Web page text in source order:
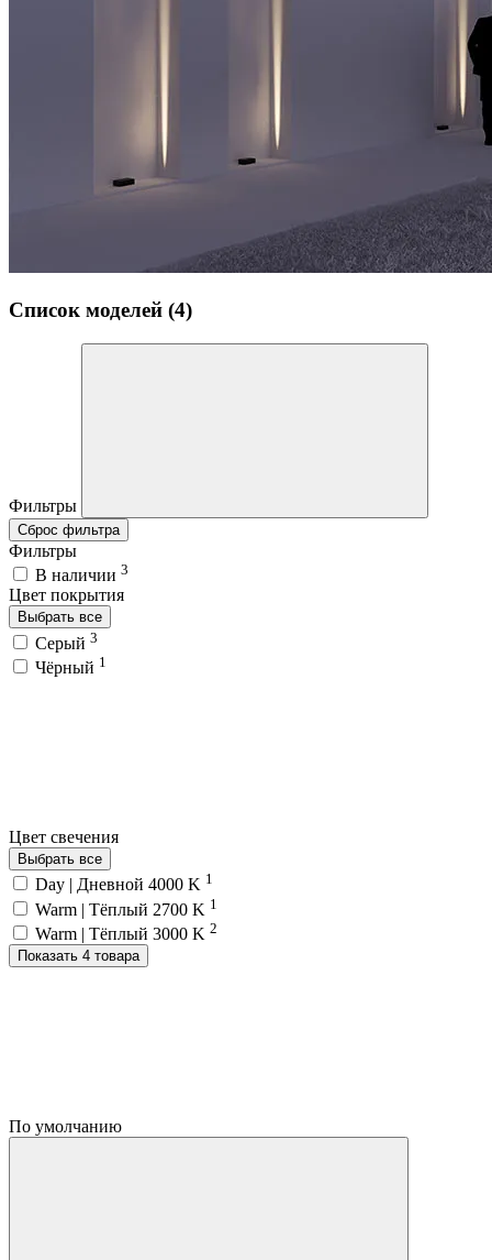
Список моделей (4)
Фильтры
Сброс фильтра
Фильтры
В наличии 3
Цвет покрытия
Выбрать все
Серый 3
Чёрный 1
Цвет свечения
Выбрать все
Day | Дневной 4000 K 1
Warm | Тёплый 2700 K 1
Warm | Тёплый 3000 K 2
Показать 4 товара
По умолчанию